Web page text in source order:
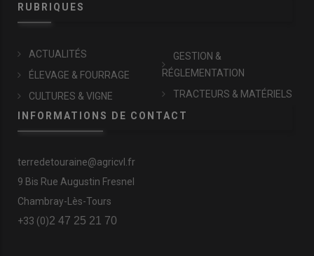
RUBRIQUES
ACTUALITÉS
ÉLEVAGE & FOURRAGE
CULTURES & VIGNE
GESTION &
RÉGLEMENTATION
TRACTEURS & MATÉRIELS
INFORMATIONS DE CONTACT
terredetouraine@agricvl.fr
9 Bis Rue Augustin Fresnel
Chambray-Lès-Tours
+33 (0)2 47 25 21 70